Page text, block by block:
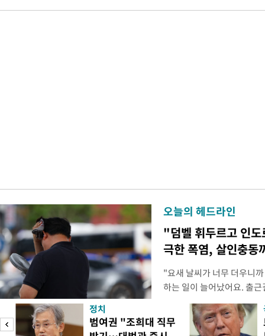
오늘의 헤드라인
"덤벨 휘두르고 인도
극한 폭염, 살인충동
"요새 날씨가 너무 더우니
하는 일이 늘어났어요. 출
거나, 누가 길을 막고 서
(40대 직장인 A씨) 유례없
에도 쉽게 짜증을 내거나
정치
범여권 "조희대 직무